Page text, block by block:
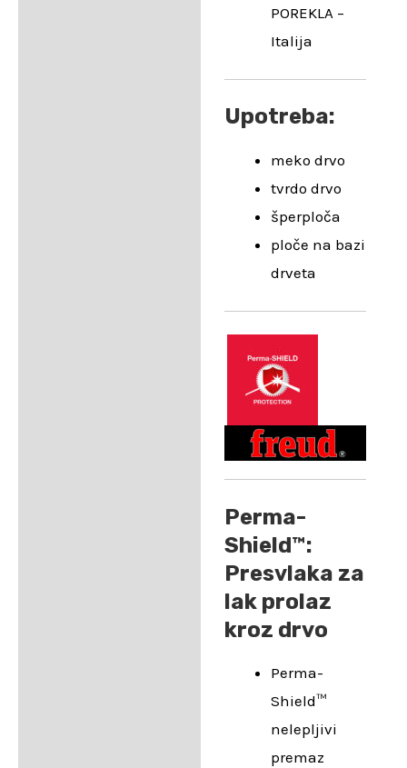
POREKLA –
Italija
Upotreba:
meko drvo
tvrdo drvo
šperploča
ploče na bazi
drveta
Perma-
Shield™:
Presvlaka za
lak prolaz
kroz drvo
Perma-
Shield™
nelepljivi
premaz